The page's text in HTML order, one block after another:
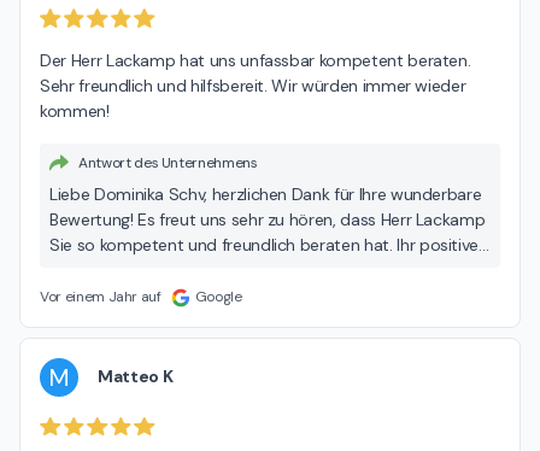
zurück! Mit besten Grüßen, Ihr MEDA Team
Der Herr Lackamp hat uns unfassbar kompetent beraten.
Sehr freundlich und hilfsbereit. Wir würden immer wieder
kommen!
Antwort des Unternehmens
Liebe Dominika Schv, herzlichen Dank für Ihre wunderbare
Bewertung! Es freut uns sehr zu hören, dass Herr Lackamp
Sie so kompetent und freundlich beraten hat. Ihr positives
Arbeit, und wir freuen uns, dass Sie sich bei uns
wiederzusehen! Vielen Dank und beste Grüße, Ihr MEDA
Team
Vor einem Jahr auf Google
M Matteo K